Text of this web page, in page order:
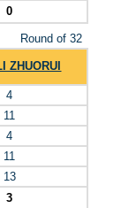
0
Round of 32
ZHUORUI
4
11
4
11
13
3